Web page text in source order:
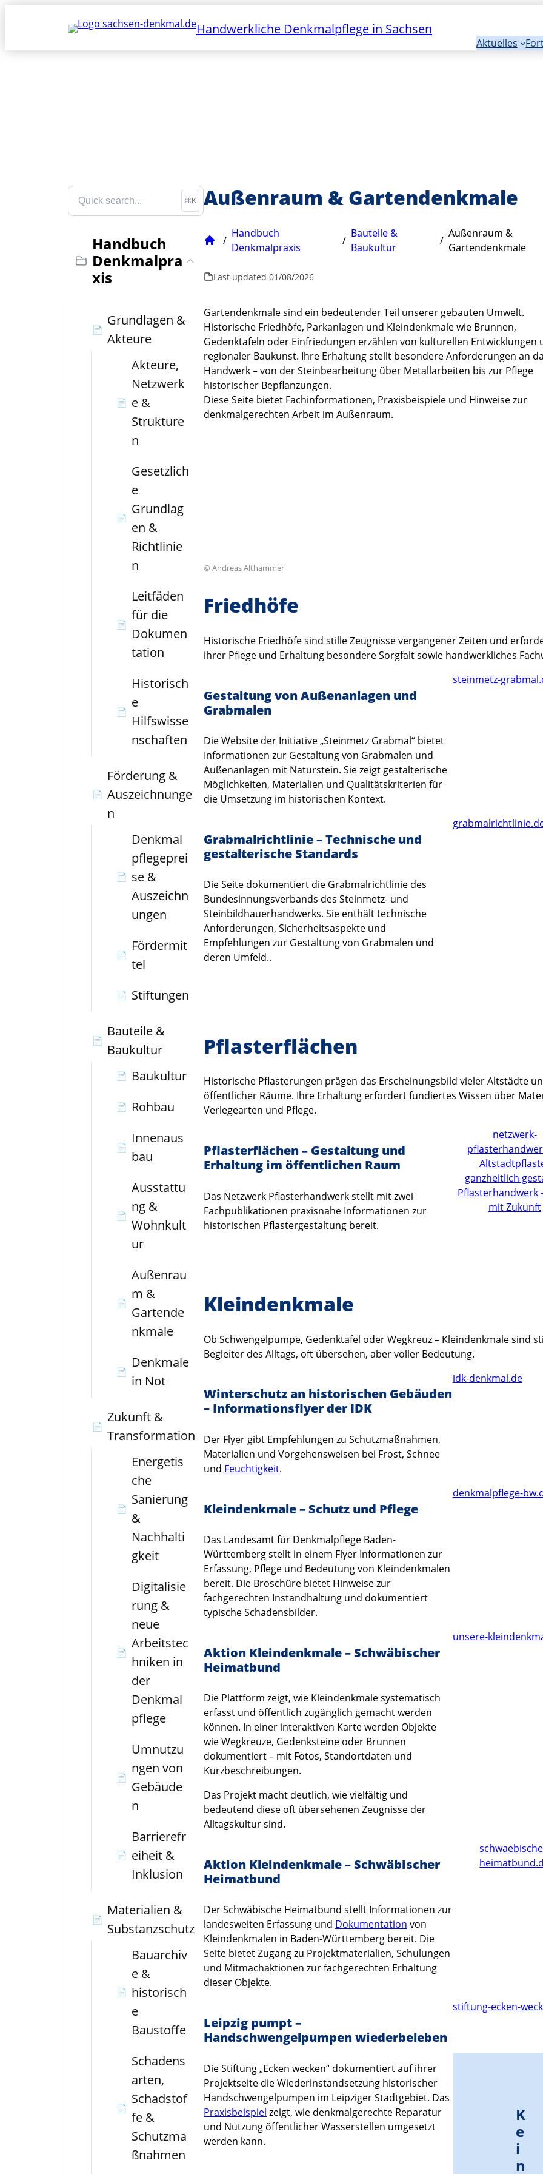
Handwerkliche Denkmalpflege in Sachsen
Aktuelles
⌘K
Handbuch
Denkmalpra
xis
📄
Grundlagen &
Akteure
📄
Akteure,
Netzwerk
e &
Strukture
n
📄
Gesetzlich
e
Grundlag
en &
Richtlinie
n
📄
Leitfäden
für die
Dokumen
tation
📄
Historisch
e
Hilfswisse
nschaften
📄
Förderung &
Auszeichnunge
n
📄
Denkmal
pflegeprei
se &
Auszeichn
ungen
📄
Fördermit
tel
📄 Stiftungen
📄
Bauteile &
Baukultur
📄 Baukultur
📄 Rohbau
📄
Innenaus
bau
📄
Ausstattu
ng &
Wohnkult
ur
📄
Außenrau
m &
Gartende
nkmale
📄
Denkmale
in Not
📄
Zukunft &
Transformation
📄
Energetis
che
Sanierung
&
Nachhalti
gkeit
📄
Digitalisie
rung &
neue
Arbeitstec
hniken in
der
Denkmal
pflege
📄
Umnutzu
ngen von
Gebäude
n
📄
Barrierefr
eiheit &
Inklusion
📄
Materialien &
Substanzschutz
📄
Bauarchiv
e &
historisch
e
Baustoffe
📄
Schadens
arten,
Schadstof
fe &
Schutzma
ßnahmen
Außenraum & Gartendenkmale
Start/
Handbuch
Denkmalpraxis
/
Bauteile &
Baukultur
/
Außenraum &
Gartendenkmale
Last updated 01/08/2026
Gartendenkmale sind ein bedeutender Teil unserer gebauten Umwelt.
Historische Friedhöfe, Parkanlagen und Kleindenkmale wie Brunnen,
Gedenktafeln oder Einfriedungen erzählen von kulturellen Entwicklungen
regionaler Baukunst. Ihre Erhaltung stellt besondere Anforderungen an
Handwerk – von der Steinbearbeitung über Metallarbeiten bis zur Pflege
historischer Bepflanzungen.
Diese Seite bietet Fachinformationen, Praxisbeispiele und Hinweise zur
denkmalgerechten Arbeit im Außenraum.
© Andreas Althammer
Friedhöfe
Historische Friedhöfe sind stille Zeugnisse vergangener Zeiten und
ihrer Pflege und Erhaltung besondere Sorgfalt sowie handwerkliches
Gestaltung von Außenanlagen und
Grabmalen
Die Website der Initiative „Steinmetz Grabmal“ bietet
Informationen zur Gestaltung von Grabmalen und
Außenanlagen mit Naturstein. Sie zeigt gestalterische
Möglichkeiten, Materialien und Qualitätskriterien für
die Umsetzung im historischen Kontext.
steinmetz-
Grabmalrichtlinie – Technische und
gestalterische Standards
Die Seite dokumentiert die Grabmalrichtlinie des
Bundesinnungsverbands des Steinmetz- und
Steinbildhauerhandwerks. Sie enthält technische
Anforderungen, Sicherheitsaspekte und
Empfehlungen zur Gestaltung von Grabmalen und
deren Umfeld..
Pflasterflächen
Historische Pflasterungen prägen das Erscheinungsbild vieler Altstädte
öffentlicher Räume. Ihre Erhaltung erfordert fundiertes Wissen über
Verlegearten und Pflege.
Pflasterflächen – Gestaltung und
Erhaltung im öffentlichen Raum
Das Netzwerk Pflasterhandwerk stellt mit zwei
Fachpublikationen praxisnahe Informationen zur
historischen Pflastergestaltung bereit.
netzwerk-
ganzheitlich
Pflasterhandwerk
mit Zukunft
Kleindenkmale
Ob Schwengelpumpe, Gedenktafel oder Wegkreuz – Kleindenkmale sind
Begleiter des Alltags, oft übersehen, aber voller Bedeutung.
Winterschutz an historischen Gebäuden
– Informationsflyer der IDK
Der Flyer gibt Empfehlungen zu Schutzmaßnahmen,
Materialien und Vorgehensweisen bei Frost, Schnee
und Feuchtigkeit.
idk-denkmal.de
Kleindenkmale – Schutz und Pflege
Das Landesamt für Denkmalpflege Baden-
Württemberg stellt in einem Flyer Informationen zur
Erfassung, Pflege und Bedeutung von Kleindenkmalen
bereit. Die Broschüre bietet Hinweise zur
fachgerechten Instandhaltung und dokumentiert
typische Schadensbilder.
denkmalpflege-
Aktion Kleindenkmale – Schwäbischer
Heimatbund
Die Plattform zeigt, wie Kleindenkmale systematisch
erfasst und öffentlich zugänglich gemacht werden
können. In einer interaktiven Karte werden Objekte
wie Wegkreuze, Gedenksteine oder Brunnen
dokumentiert – mit Fotos, Standortdaten und
Kurzbeschreibungen.
Das Projekt macht deutlich, wie vielfältig und
bedeutend diese oft übersehenen Zeugnisse der
Alltagskultur sind.
unsere-
Aktion Kleindenkmale – Schwäbischer
Heimatbund
Der Schwäbische Heimatbund stellt Informationen zur
landesweiten Erfassung und Dokumentation von
Kleindenkmalen in Baden-Württemberg bereit. Die
Seite bietet Zugang zu Projektmaterialien, Schulungen
und Mitmachaktionen zur fachgerechten Erhaltung
dieser Objekte.
Leipzig pumpt –
Handschwengelpumpen wiederbeleben
Die Stiftung „Ecken wecken“ dokumentiert auf ihrer
Projektseite die Wiederinstandsetzung historischer
Handschwengelpumpen im Leipziger Stadtgebiet. Das
Praxisbeispiel zeigt, wie denkmalgerechte Reparatur
und Nutzung öffentlicher Wasserstellen umgesetzt
werden kann.
stiftung-ecken-
K
e
i
n